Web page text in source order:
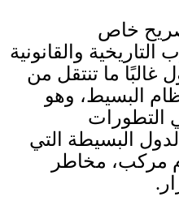
خاص
التاريخية والقانونية
غالبًا ما تنتقل من
البسيط، وهو
التطورات
البسيطة التي
مركب، مخاطر
.